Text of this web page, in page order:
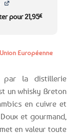
Européenne
par la distillerie
un whisky Breton
en cuivre et
et gourmand,
en valeur toute
pour21,95€